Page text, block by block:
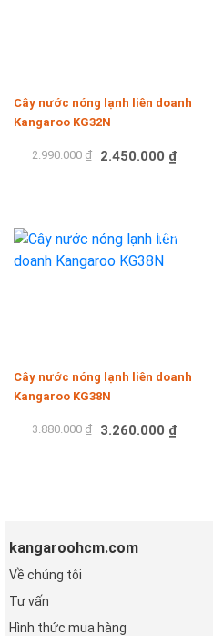
Cây nước nóng lạnh liên doanh
Kangaroo KG32N
2.990.000 ₫ 2.450.000 ₫
-16%
Cây nước nóng lạnh liên doanh
Kangaroo KG38N
3.880.000 ₫ 3.260.000 ₫
kangaroohcm.com
Về chúng tôi
Tư vấn
Hình thức mua hàng